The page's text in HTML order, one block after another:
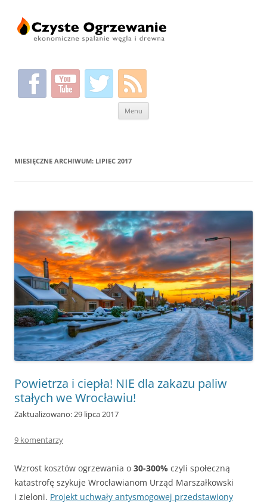
Menu
MIESIĘCZNE ARCHIWUM: LIPIEC 2017
Powietrza i ciepła! NIE dla zakazu paliw
stałych we Wrocławiu!
Zaktualizowano: 29 lipca 2017
9 komentarzy
Wzrost kosztów ogrzewania o 30-300% czyli społeczną
katastrofę szykuje Wrocławianom Urząd Marszałkowski
i zieloni. Projekt uchwały antysmogowej przedstawiony